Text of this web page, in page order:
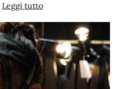
Leggi tutto